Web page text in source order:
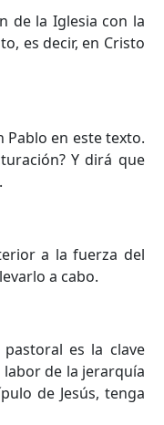
de la Iglesia con la
es decir, en Cristo
Pablo en este texto.
Y dirá que
a la fuerza del
a cabo.
es la clave
labor de la jerarquía
de Jesús, tenga